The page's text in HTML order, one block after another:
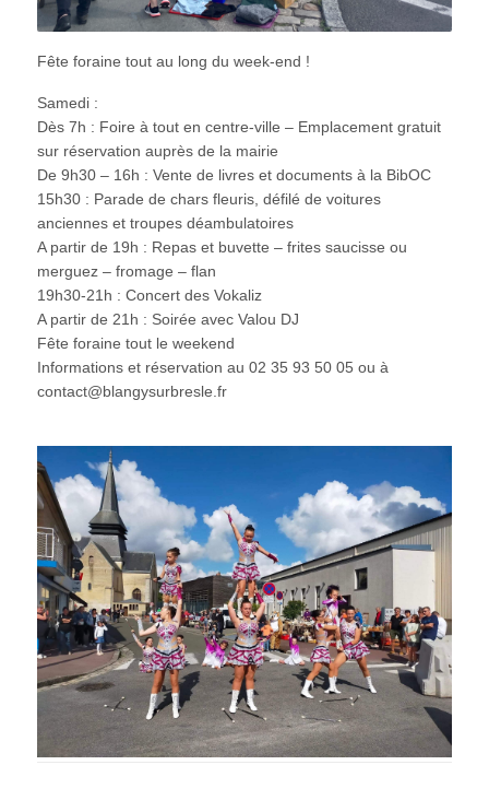
Fête foraine tout au long du week-end !
Samedi :
Dès 7h : Foire à tout en centre-ville – Emplacement gratuit
sur réservation auprès de la mairie
De 9h30 – 16h : Vente de livres et documents à la BibOC
15h30 : Parade de chars fleuris, défilé de voitures
anciennes et troupes déambulatoires
A partir de 19h : Repas et buvette – frites saucisse ou
merguez – fromage – flan
19h30-21h : Concert des Vokaliz
A partir de 21h : Soirée avec Valou DJ
Fête foraine tout le weekend
Informations et réservation au 02 35 93 50 05 ou à
contact@blangysurbresle.fr